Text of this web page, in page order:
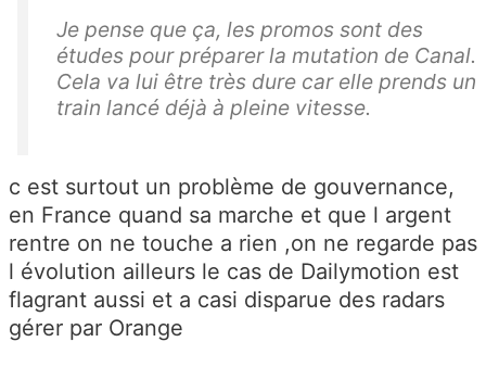
Je pense que ça, les promos sont des
études pour préparer la mutation de Canal.
Cela va lui être très dure car elle prends un
train lancé déjà à pleine vitesse.
c est surtout un problème de gouvernance,
en France quand sa marche et que l argent
rentre on ne touche a rien ,on ne regarde pas
l évolution ailleurs le cas de Dailymotion est
flagrant aussi et a casi disparue des radars
gérer par Orange